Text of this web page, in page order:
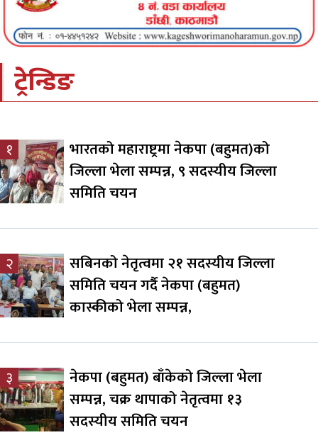
ट्रेन्डिङ
१
भारतको महाराष्ट्रमा नेकपा (बहुमत)को
जिल्ला भेला सम्पन्न, ९ सदस्यीय जिल्ला
समिति चयन
२
सबिनको नेतृत्वमा २१ सदस्यीय जिल्ला
समिति चयन गर्दै नेकपा (बहुमत)
कास्कीको भेला सम्पन्न,
३
नेकपा (बहुमत) बाँकेको जिल्ला भेला
सम्पन्न, चक्र थापाको नेतृत्वमा १३
सदस्यीय समिति चयन